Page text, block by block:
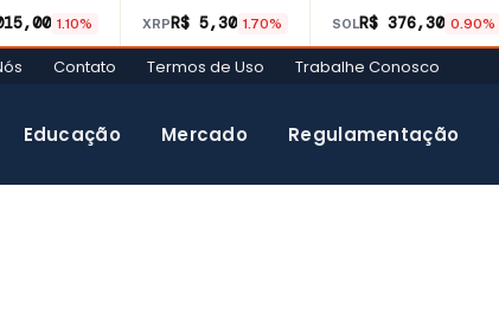
1.10% XRPR$ 5,30 1.70% SOLR$ 376,30 0.90%
Contato Termos de Uso Trabalhe Conosco
Educação Mercado Regulamentação